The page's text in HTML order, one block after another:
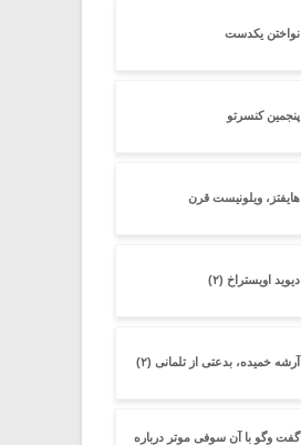
نواختن یکدست
پنجمین کنسرتو
هایفتز، ویلونیست قرن
دیوید اویستراخ (۲)
آرشه خمیده، بدعتی از تلمانی (۲)
گفت وگو با آن سوفى موتر درباره